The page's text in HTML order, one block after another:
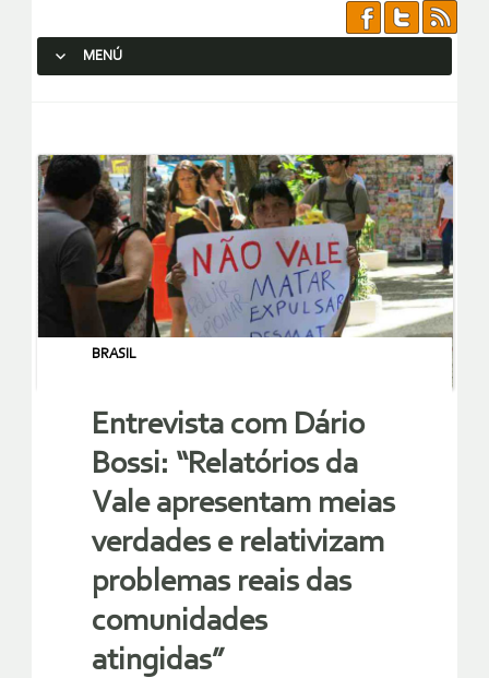
MENÚ
BRASIL
Entrevista com Dário
Bossi: “Relatórios da
Vale apresentam meias
verdades e relativizam
problemas reais das
comunidades
atingidas”